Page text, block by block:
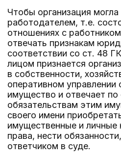
Чтобы организация
работодателем, т.е.
отношениях с
отвечать признакам
соответствии со ст. 48
лицом признается
в собственности,
оперативном управлении
имущество и отвечает по
обязательствам этим
своего имени
имущественные и
права, нести
ответчиком в суде.